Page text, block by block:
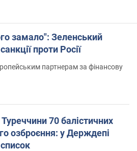
замало": Зеленський
проти Росії
партнерам за фінансову
70 балістичних
озброєння: у Держдепі